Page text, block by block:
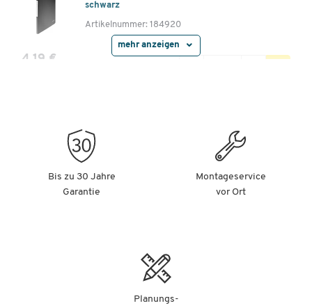
schwarz
Artikelnummer: 184920
4,19 €
Artikelnummer: 184921
6,79 € pro St. ab 5 St.
+
mehr anzeigen
Bis zu 30 Jahre
Garantie
Montageservice
vor Ort
Planungs-